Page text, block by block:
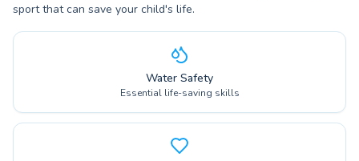
sport that can save your child's life.
Water Safety
Essential life-saving skills